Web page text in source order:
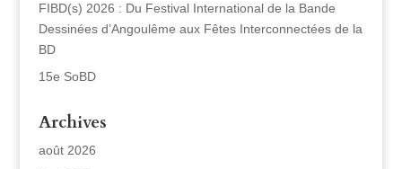
FIBD(s) 2026 : Du Festival International de la Bande
Dessinées d’Angoulême aux Fêtes Interconnectées de la
BD
15e SoBD
Archives
août 2026